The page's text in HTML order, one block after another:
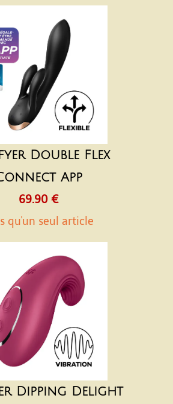
Double Flex
App
69.90 €
qu'un seul article
Dipping Delight